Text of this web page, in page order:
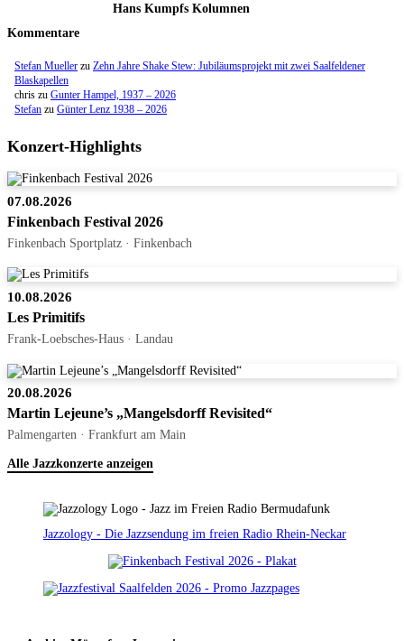
Hans Kumpfs Kolumnen
Kommentare
Stefan Mueller zu Zehn Jahre Shake Stew: Jubiläumsprojekt mit zwei Saalfeldener
Blaskapellen
chris zu Gunter Hampel, 1937 – 2026
Stefan zu Günter Lenz 1938 – 2026
Konzert-Highlights
07.08.2026
Finkenbach Festival 2026
Finkenbach Sportplatz · Finkenbach
10.08.2026
Les Primitifs
Frank-Loebsches-Haus · Landau
20.08.2026
Martin Lejeune’s „Mangelsdorff Revisited“
Palmengarten · Frankfurt am Main
Alle Jazzkonzerte anzeigen
Jazzology - Die Jazzsendung im freien Radio Rhein-Neckar